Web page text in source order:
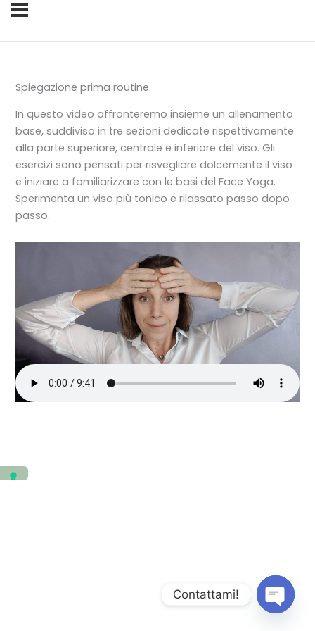
Spiegazione prima routine
In questo video affronteremo insieme un allenamento
base, suddiviso in tre sezioni dedicate rispettivamente
alla parte superiore, centrale e inferiore del viso. Gli
esercizi sono pensati per risvegliare dolcemente il viso
e iniziare a familiarizzare con le basi del Face Yoga.
Sperimenta un viso più tonico e rilassato passo dopo
passo.
Contattami!
Open